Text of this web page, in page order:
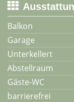
Balkon
Garage
Unterkellert
Abstellraum
Gäste-WC
barrierefrei